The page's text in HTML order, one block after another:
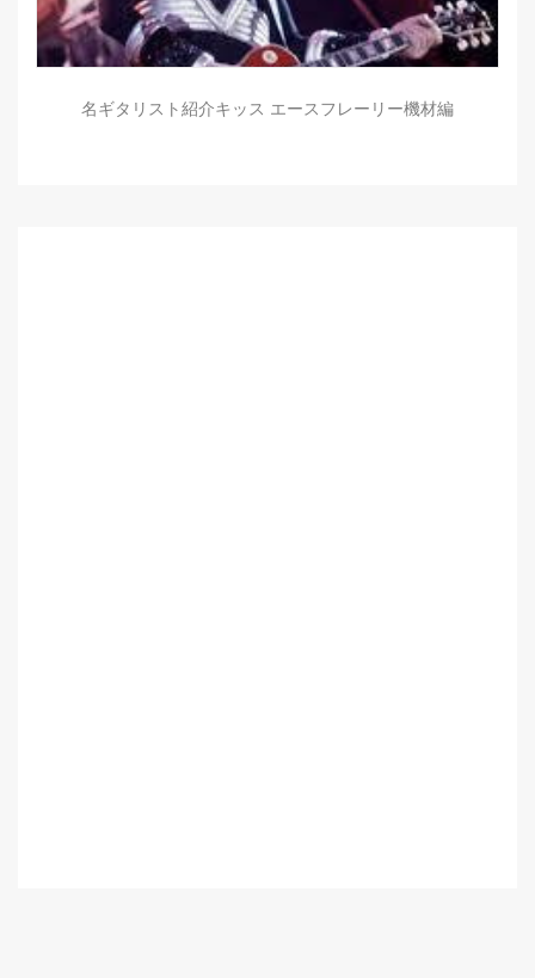
名ギタリスト紹介キッス エースフレーリー機材編